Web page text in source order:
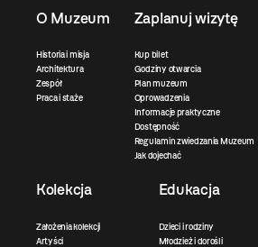
O Muzeum
Historia i misja
Architektura
Zespół
Praca i staże
Zaplanuj wizytę
Kup bilet
Godziny otwarcia
Plan muzeum
Oprowadzenia
Informacje praktyczne
Dostępność
Regulamin zwiedzania Muzeum
Jak dojechać
Kolekcja
Założenia kolekcji
Artyści
Edukacja
Dzieci i rodziny
Młodzież i dorośli